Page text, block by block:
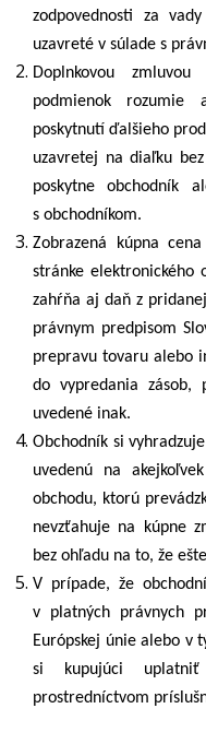
zodpovednosti za
uzavreté v súlade s
Doplnkovou
podmienok rozumie
poskytnutí ďalšieho
uzavretej na diaľku
poskytne obchodník
s obchodníkom.
Zobrazená kúpna
stránke elektronického
zahŕňa aj daň z
právnym predpisom
prepravu tovaru alebo
do vypredania
uvedené inak.
Obchodník si
uvedenú na
obchodu, ktorú
nevzťahuje na kúpne
bez ohľadu na to, že
V prípade, že
v platných právnych
Európskej únie alebo v
si kupujúci
prostredníctvom